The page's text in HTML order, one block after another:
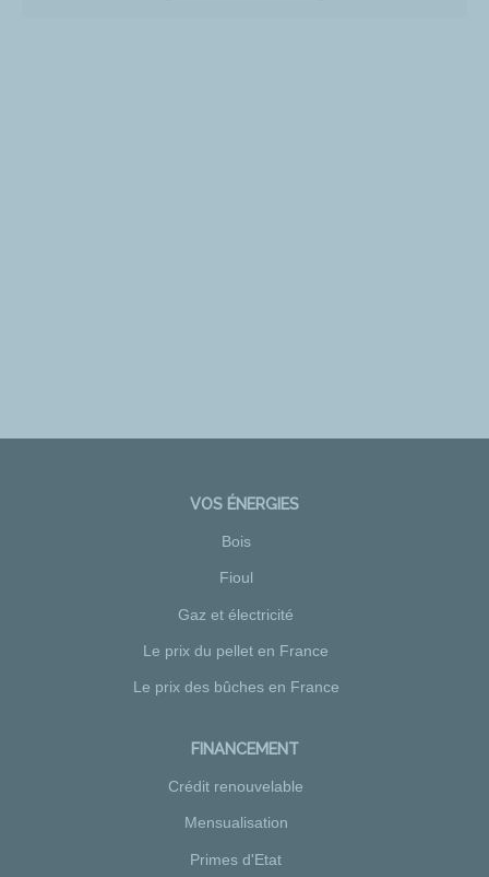
VOS ÉNERGIES
Bois
Fioul
Gaz et électricité
Le prix du pellet en France
Le prix des bûches en France
FINANCEMENT
Crédit renouvelable
Mensualisation
Primes d'Etat